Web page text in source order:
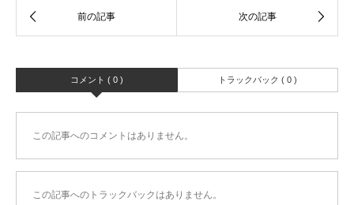
コメント ( 0 ) トラックバック ( 0 )
この記事へのコメントはありません。
この記事へのトラックバックはありません。